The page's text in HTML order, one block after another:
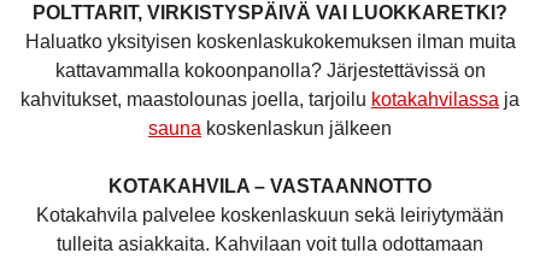
POLTTARIT, VIRKISTYSPÄIVÄ VAI LUOKKARETKI?
Haluatko yksityisen koskenlaskukokemuksen ilman muita
kattavammalla kokoonpanolla? Järjestettävissä on
kahvitukset, maastolounas joella, tarjoilu kotakahvilassa ja
sauna koskenlaskun jälkeen
KOTAKAHVILA – VASTAANNOTTO
Kotakahvila palvelee koskenlaskuun sekä leiriytymään
tulleita asiakkaita. Kahvilaan voit tulla odottamaan